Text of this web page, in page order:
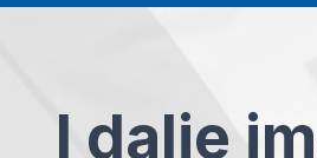
I dalje